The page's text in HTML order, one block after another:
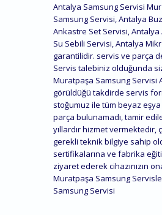
Antalya Samsung Servisi
Samsung Servisi, Antalya
Ankastre Set Servisi, Antalya
Su Sebili Servisi, Antalya
garantilidir. servis ve parça
Servis talebiniz olduğunda
Muratpaşa Samsung Servisi
görüldüğü takdirde servis
stoğumuz ile tüm beyaz
parça bulunamadı, tamir
yıllardır hizmet vermektedir,
gerekli teknik bilgiye sahip
sertifikalarına ve fabrika
ziyaret ederek cihazınızın
Muratpaşa Samsung
Samsung Servisi